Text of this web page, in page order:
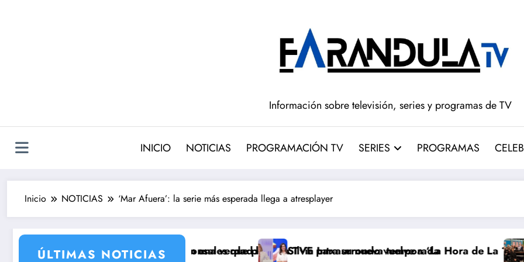
Información sobre televisión, series y programas de TV
INICIO NOTICIAS PROGRAMACIÓN TV SERIES PROGRAMAS
Inicio NOTICIAS ‘Mar Afuera’: la serie más esperada llega a atresplayer
ÚLTIMAS NOTICIAS
3 que llega con una verdad brutal
de corresponsales que prepara TVE para su nueva temporadaSilvia Intxaurrondo vuelve a ‘La Hora de La 1’ y Aida Bao da el salto a
Adiós a ‘Cine de